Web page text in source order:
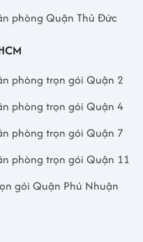
phòng Quận Thủ Đức
phòng trọn gói Quận 2
phòng trọn gói Quận 4
phòng trọn gói Quận 7
phòng trọn gói Quận 11
gói Quận Phú Nhuận